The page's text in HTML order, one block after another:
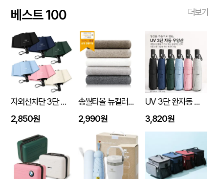
베스트 100 더보기
자외선차단 3단 자동 암막 양우산
2,850원
송월타올 뉴컬러무지 150g (30수/40*80cm)
2,990원
UV 3단 완자동 양우산
3,820원